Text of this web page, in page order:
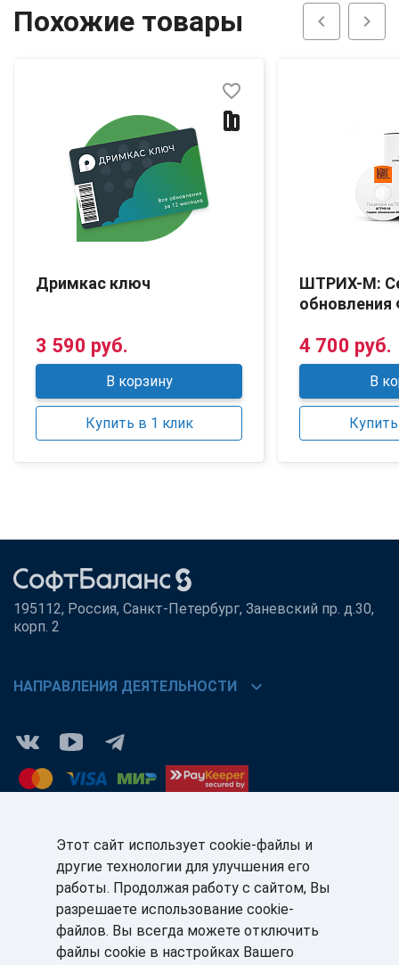
Похожие товары chevron_left chevron_right
Дримкас ключ
favorite_border
3 590 руб.
В корзину
Купить в 1 клик
ШТРИХ-М:
обновления
4 700 руб.
В
195112, Россия, Санкт-Петербург, Заневский пр. д.30,
корп. 2
НАПРАВЛЕНИЯ ДЕЯТЕЛЬНОСТИ chevron_right
КЛИЕНТАМ:
+7 (812) 327-5141
sale@sb-sale.ru
ПАРТНЁРАМ:
+7 (812) 327-5025
partner@softbalance.ru
Этот сайт использует cookie-файлы и
другие технологии для улучшения его
работы. Продолжая работу с сайтом, Вы
разрешаете использование cookie-
файлов. Вы всегда можете отключить
файлы cookie в настройках Вашего